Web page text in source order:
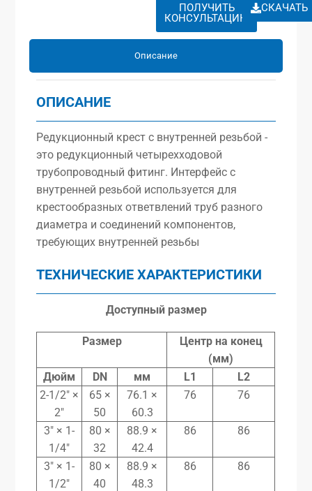
ПОЛУЧИТЬ
КОНСУЛЬТАЦИЮ
СКАЧАТЬ
Описание
ОПИСАНИЕ
Редукционный крест с внутренней резьбой -
это редукционный четырехходовой
трубопроводный фитинг. Интерфейс с
внутренней резьбой используется для
крестообразных ответвлений труб разного
диаметра и соединений компонентов,
требующих внутренней резьбы
ТЕХНИЧЕСКИЕ ХАРАКТЕРИСТИКИ
Доступный размер
Размер Центр на конец
(мм)
Дюйм
DN мм L1
L2
2-1/2″ ×
2″
65 ×
50
76.1 ×
60.3
76 76
3″ × 1-
1/4″
80 ×
32
88.9 ×
42.4
86 86
3″ × 1-
1/2″
80 ×
40
88.9 ×
48.3
86 86